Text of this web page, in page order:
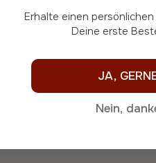
Erhalte einen persönlichen Rabattcode für
Deine erste
JA,
Nein,